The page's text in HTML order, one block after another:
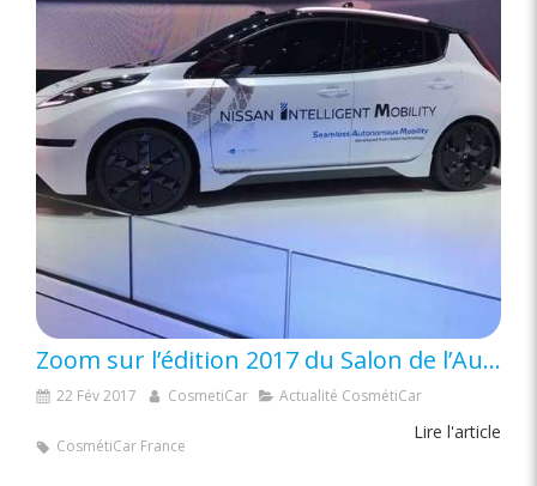
Zoom sur l’édition 2017 du Salon de l’Automobile de Genève
22 Fév 2017 CosmetiCar Actualité CosmétiCar
Lire l'article
CosmétiCar France